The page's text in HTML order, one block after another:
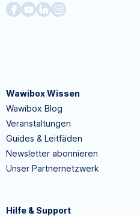
Wawibox Wissen
Wawibox Blog
Veranstaltungen
Guides & Leitfäden
Newsletter abonnieren
Unser Partnernetzwerk
Hilfe & Support